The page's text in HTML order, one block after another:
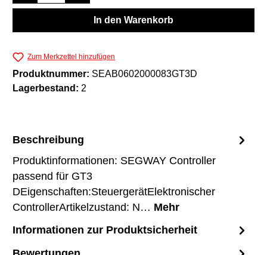
In den Warenkorb
Zum Merkzettel hinzufügen
Produktnummer: SEAB0602000083GT3D
Lagerbestand: 2
Beschreibung
Produktinformationen: SEGWAY Controller
passend für GT3
DEigenschaften:SteuergerätElektronischer
ControllerArtikelzustand: N… Mehr
Informationen zur Produktsicherheit